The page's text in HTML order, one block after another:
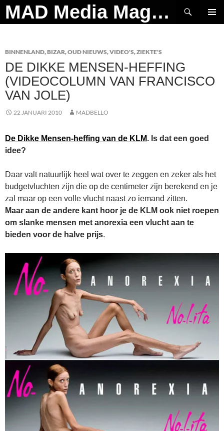
Ga
naar
MAD Media Magazine
Zoeken
BINNENLAND,BIZAR,OUD NIEUWS,VIDEO'S,ZIEKTE'S
DE DIKKE MENSEN-HEFFING
(VIDEOCOLUMN VAN FRANCISCO
VAN JOLE)
22 JANUARI 2010 MADBELLO
De Dikke Mensen-heffing van de KLM. Is dat een goed
idee?
Daar valt natuurlijk heel wat over te zeggen en zeker als het
budgetvluchten zijn die op de centimeter zijn berekend en je
zal maar op een volle vlucht naast zo iemand zitten.
Maar aan de andere kant hoor je de KLM ook niet roepen
om slanke mensen met anorexia een vlucht aan te
bieden voor de halve prijs.